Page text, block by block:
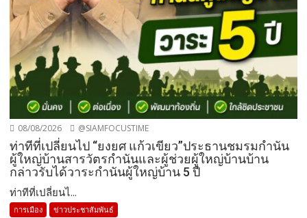
08/08/2026 @SIAMFOCUSTIME
ท่าทีที่เปลี่ยนไป “ยงยศ แก้วเขียว”ประธานชมรมกำนัน
ผู้ใหญ่บ้านสารวัตรกำนันและผู้ช่วยผู้ใหญ่บ้านบ้าน
กล่าวรับได้วาระกำนันผู้ใหญ่บ้าน 5 ปี
ท่าทีที่เปลี่ยนไ...
การเมือง ข่าวประชาสัมพันธ์